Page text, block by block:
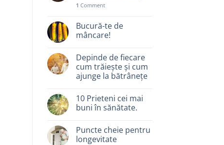
1 Comment
Bucură-te de
mâncare!
Depinde de fiecare
cum trăiește și cum
ajunge la bătrânețe
10 Prieteni cei mai
buni în sănătate.
Puncte cheie pentru
longevitate